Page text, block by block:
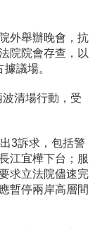
外舉辦晚會，抗
院院會存查，以
議場。
清場行動，受
3訴求，包括警
江宜樺下台；服
求立法院儘速完
暫停兩岸高層間